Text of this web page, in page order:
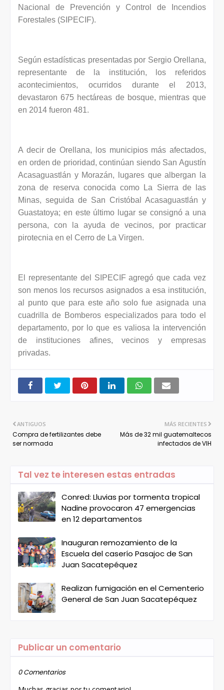
Nacional de Prevención y Control de Incendios
Forestales (SIPECIF).
Según estadísticas presentadas por Sergio Orellana,
representante de la institución, los referidos
acontecimientos, ocurridos durante el 2013,
devastaron 675 hectáreas de bosque, mientras que
en 2014 fueron 481.
A decir de Orellana, los municipios más afectados,
en orden de prioridad, continúan siendo San Agustín
Acasaguastlán y Morazán, lugares que albergan la
zona de reserva conocida como La Sierra de las
Minas, seguida de San Cristóbal Acasaguastlán y
Guastatoya; en este último lugar se consignó a una
persona, con la ayuda de vecinos, por practicar
pirotecnia en el Cerro de La Virgen.
El representante del SIPECIF agregó que cada vez
son menos los recursos asignados a esa institución,
al punto que para este año solo fue asignada una
cuadrilla de Bomberos especializados para todo el
departamento, por lo que es valiosa la intervención
de instituciones afines, vecinos y empresas
privadas.
MÁS RECIENTES
Más de 32 mil guatemaltecos
infectados de VIH
ANTIGUOS
Compra de fertilizantes debe
ser normada
Tal vez te interesen estas entradas
Conred: Lluvias por tormenta tropical
Nadine provocaron 47 emergencias
en 12 departamentos
Inauguran remozamiento de la
Escuela del caserío Pasajoc de San
Juan Sacatepéquez
Realizan fumigación en el Cementerio
General de San Juan Sacatepéquez
Publicar un comentario
0 Comentarios